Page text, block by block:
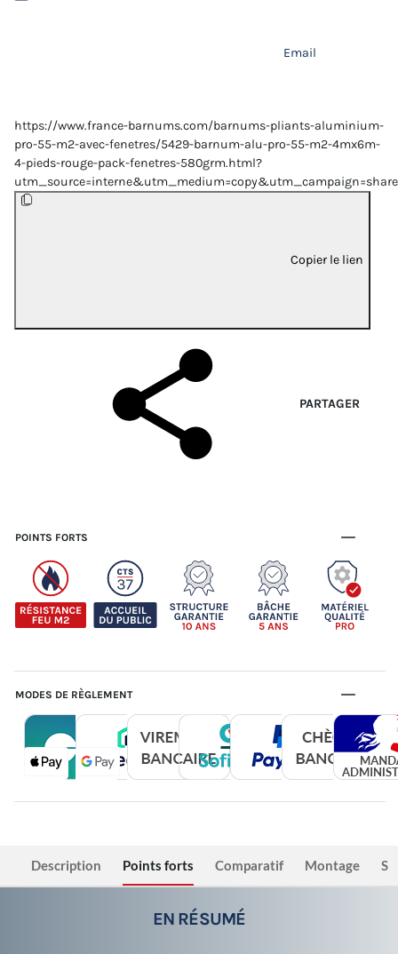
Email
https://www.france-barnums.com/barnums-pliants-aluminium-
pro-55-m2-avec-fenetres/5429-barnum-alu-pro-55-m2-4mx6m-
4-pieds-rouge-pack-fenetres-580grm.html?
Copier le lien
PARTAGER
POINTS FORTS
MODES DE RÈGLEMENT
Description Points forts Comparatif Montage
EN RÉSUMÉ